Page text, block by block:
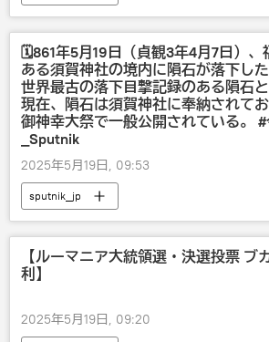
🗓️861年5月19日（貞観3年4月7日）、
ある須賀神社の境内に隕石が落下した
世界最古の落下目撃記録のある隕石と
現在、隕石は須賀神社に奉納されて
御神幸大祭で一般公開されている。
_Sputnik
2025年5月19日, 09:53
sputnik_jp
【ルーマニア大統領選・決選投票 ブ
利】
2025年5月19日, 09:20